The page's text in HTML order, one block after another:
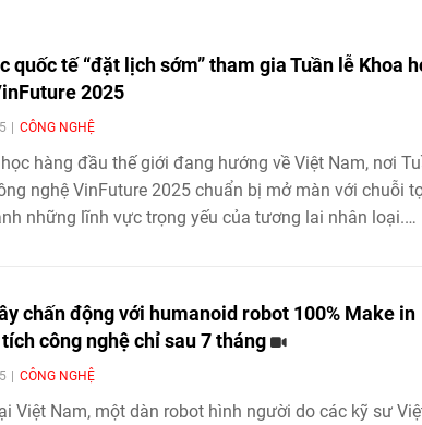
quốc tế “đặt lịch sớm” tham gia Tuần lễ Khoa
2025
CÔNG NGHỆ
hàng đầu thế giới đang hướng về Việt Nam, nơi
nghệ VinFuture 2025 chuẩn bị mở màn với chuỗi
những lĩnh vực trọng yếu của tương lai nhân loại.
chấn động với humanoid robot 100% Make in
công nghệ chỉ sau 7 tháng
CÔNG NGHỆ
Việt Nam, một dàn robot hình người do các kỹ sư